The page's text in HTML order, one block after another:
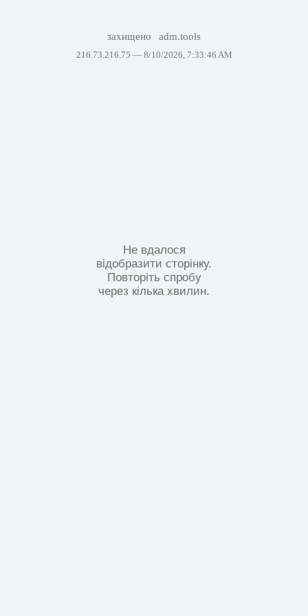
захищено adm.tools
216.73.216.75 — 8/10/2026, 7:33:46 AM
Не вдалося
відобразити сторінку.
Повторіть спробу
через кілька хвилин.